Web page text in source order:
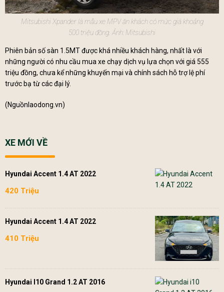
Mitsubishi Xpander là mẫu xe MPV ăn khách có mức giá khoảng
500 triệu đồng. Ảnh: Mitsubishi
Phiên bản số sàn 1.5MT được khá nhiều khách hàng, nhất là với
những người có nhu cầu mua xe chạy dịch vụ lựa chọn với giá 555
triệu đồng, chưa kể những khuyến mại và chính sách hỗ trợ lệ phí
trước bạ từ các đại lý.
(Nguồn laodong.vn)
XE MỚI VỀ
Hyundai Accent 1.4 AT 2022
420 Triệu
Hyundai Accent 1.4 AT 2022
410 Triệu
Hyundai I10 Grand 1.2 AT 2016